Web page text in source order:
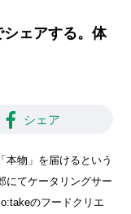
ェアする。体
シェア
本物」を届けるという
にてケータリングサー
のフードクリエ